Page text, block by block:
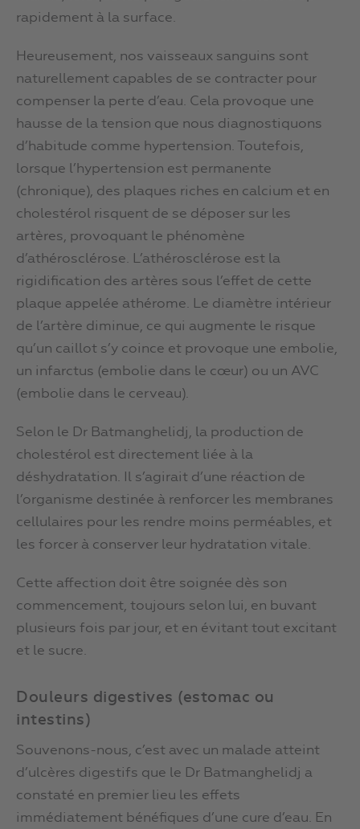
rapidement à la surface.
Heureusement, nos vaisseaux sanguins sont
naturellement capables de se contracter pour
compenser la perte d’eau. Cela provoque une
hausse de la tension que nous diagnostiquons
d’habitude comme hypertension. Toutefois,
lorsque l’hypertension est permanente
(chronique), des plaques riches en calcium et en
cholestérol risquent de se déposer sur les
artères, provoquant le phénomène
d’athérosclérose. L’athérosclérose est la
rigidification des artères sous l’effet de cette
plaque appelée athérome. Le diamètre intérieur
de l’artère diminue, ce qui augmente le risque
qu’un caillot s’y coince et provoque une embolie,
un infarctus (embolie dans le cœur) ou un AVC
(embolie dans le cerveau).
Selon le Dr Batmanghelidj, la production de
cholestérol est directement liée à la
déshydratation. Il s’agirait d’une réaction de
l’organisme destinée à renforcer les membranes
cellulaires pour les rendre moins perméables, et
les forcer à conserver leur hydratation vitale.
Cette affection doit être soignée dès son
commencement, toujours selon lui, en buvant
plusieurs fois par jour, et en évitant tout excitant
et le sucre.
Douleurs digestives (estomac ou
intestins)
Souvenons-nous, c’est avec un malade atteint
d’ulcères digestifs que le Dr Batmanghelidj a
constaté en premier lieu les effets
immédiatement bénéfiques d’une cure d’eau. En